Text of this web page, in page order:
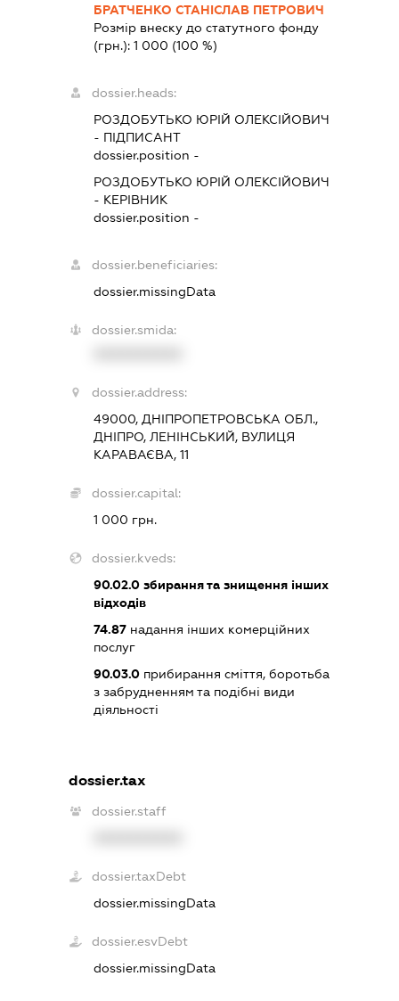
БРАТЧЕНКО СТАНІСЛАВ ПЕТРОВИЧ
Розмір внеску до статутного фонду
(грн.):1 000 (100 %)
dossier.heads:
РОЗДОБУТЬКО ЮРІЙ ОЛЕКСІЙОВИЧ
- ПІДПИСАНТ
dossier.position -
РОЗДОБУТЬКО ЮРІЙ ОЛЕКСІЙОВИЧ
- КЕРІВНИК
dossier.position -
dossier.beneficiaries:
dossier.missingData
dossier.smida:
dossier.address:
49000, ДНІПРОПЕТРОВСЬКА ОБЛ.,
ДНІПРО, ЛЕНІНСЬКИЙ, ВУЛИЦЯ
КАРАВАЄВА, 11
dossier.capital:
1 000 грн.
dossier.kveds:
90.02.0 збирання та знищення інших
відходів
74.87 надання інших комерційних
послуг
90.03.0 прибирання сміття, боротьба
з забрудненням та подібні види
діяльності
dossier.tax
dossier.staff
dossier.taxDebt
dossier.missingData
dossier.esvDebt
dossier.missingData